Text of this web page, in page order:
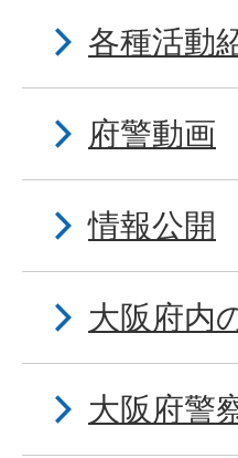
各種活動
府警動画
情報公開
大阪府内
大阪府警